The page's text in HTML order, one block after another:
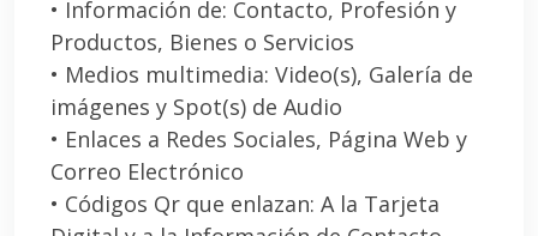
• Información de: Contacto, Profesión y
Productos, Bienes o Servicios
• Medios multimedia: Video(s), Galería de
imágenes y Spot(s) de Audio
• Enlaces a Redes Sociales, Página Web y
Correo Electrónico
• Códigos Qr que enlazan: A la Tarjeta